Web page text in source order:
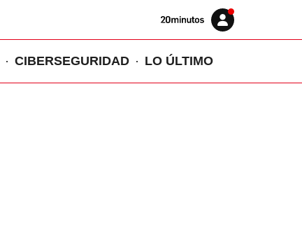
Volver
Iniciar
sesión
CIBERSEGURIDAD LO ÚLTIMO